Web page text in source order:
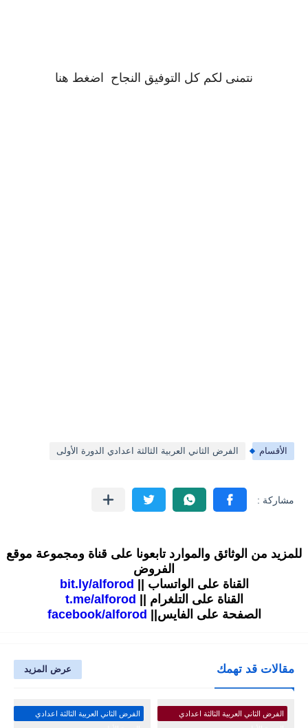
نتمنى لكم كل التوفيق النجاح اضغط هنا
الأقسام الفرض الثاني العربية الثالثة اعدادي الدورة الأولى
للمزيد من الوثائق والموارد تابعونا على قناة ومجموعة موقع
الفروض
القناة على الواتساب ||
bit.ly/alforod
القناة على التلغرام ||
t.me/alforod
الصفحة على الفايس||
facebook/alforod
مقالات قد تهمك عرض المزيد
الفرض الثاني العربية الثالثة اعدادي
الفرض الثاني العربية الثالثة اعدادي